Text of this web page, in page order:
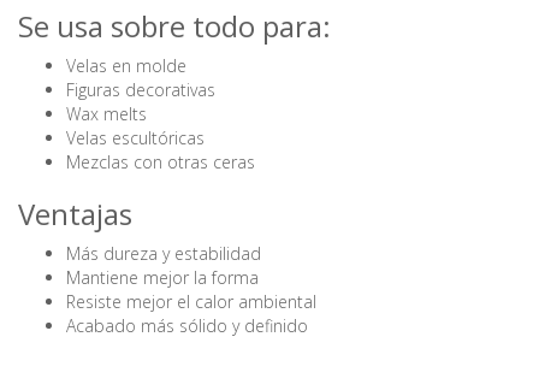
Se usa sobre todo para:
Velas en molde
Figuras decorativas
Wax melts
Velas escultóricas
Mezclas con otras ceras
Ventajas
Más dureza y estabilidad
Mantiene mejor la forma
Resiste mejor el calor ambiental
Acabado más sólido y definido